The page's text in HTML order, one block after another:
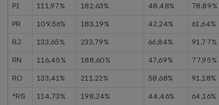
PI
111,97% 182,63% 48,48%
78,89%
PR
109,56% 183,19% 42,24%
61,64%
RJ
133,65% 233,79% 66,84%
91,77%
RN
116,45% 188,60% 47,69%
77,95%
RO
133,41% 211,22% 58,68%
91,18%
*RS
114,73% 198,24% 44,46%
64,16%